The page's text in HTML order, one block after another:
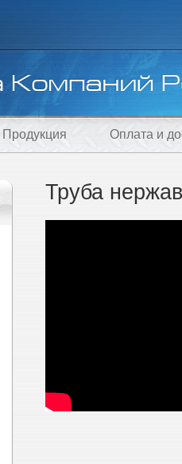
Продукция Оплата и
Труба